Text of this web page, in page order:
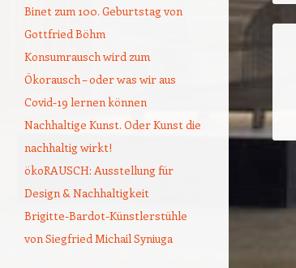
Binet zum 100. Geburtstag von
Gottfried Böhm
Konsumrausch wird zum
Ökorausch – oder was wir aus
Covid-19 lernen können
Nachhaltige Kunst. Oder Kunst die
nachhaltig wirkt!
ökoRAUSCH: Ausstellung für
Design & Nachhaltigkeit
Brigitte-Bardot-Künstlerstühle
von Siegfried Michail Syniuga